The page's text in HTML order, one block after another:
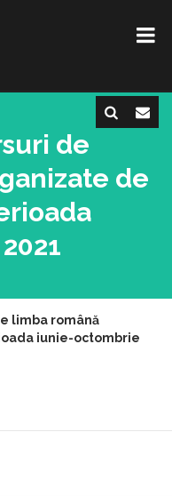
de
de
limba română
iunie-octombrie